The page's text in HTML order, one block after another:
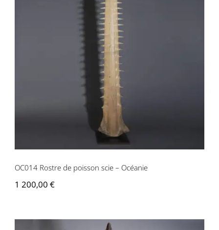
OC014 Rostre de poisson scie –
Océanie
OC014 Rostre de poisson scie – Océanie
1 200,00 €